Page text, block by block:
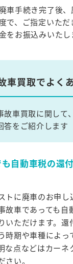
車手続き完了後
度で、ご指定いた
金をお振込みいたし
車買取でよく
故車買取に関して
答をご紹介します
自動車税の還
トに廃車のお申し
故車であっても自
いただけます。還
時期や車種によっ
な点などはカーネ
さい。